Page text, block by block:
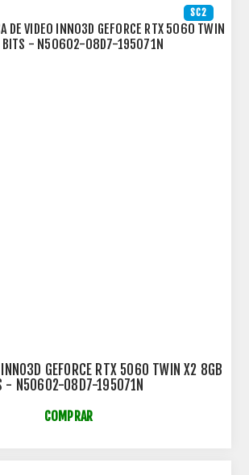
SC2
INNO3D GEFORCE RTX 5060 TWIN X2 8GB
- N50602-08D7-195071N
COMPRAR